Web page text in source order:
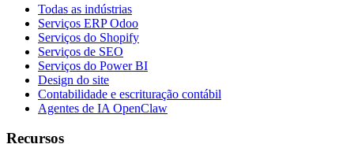
Todas as indústrias
Serviços ERP Odoo
Serviços do Shopify
Serviços de SEO
Serviços do Power BI
Design do site
Contabilidade e escrituração contábil
Agentes de IA OpenClaw
Recursos